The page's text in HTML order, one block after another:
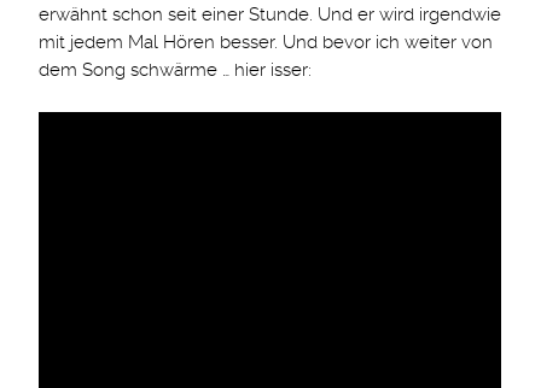
erwähnt schon seit einer Stunde. Und er wird irgendwie
mit jedem Mal Hören besser. Und bevor ich weiter von
dem Song schwärme … hier isser: